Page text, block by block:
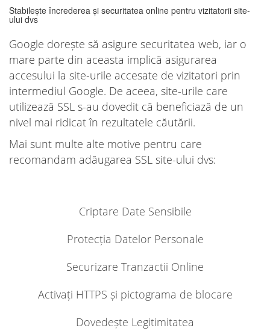
Stabilește încrederea și securitatea online pentru vizitatorii site-
ului dvs
Google dorește să asigure securitatea web, iar o
mare parte din aceasta implică asigurarea
accesului la site-urile accesate de vizitatori prin
intermediul Google. De aceea, site-urile care
utilizează SSL s-au dovedit că beneficiază de un
nivel mai ridicat în rezultatele căutării.
Mai sunt multe alte motive pentru care
recomandam adăugarea SSL site-ului dvs:
Criptare Date Sensibile
Protecția Datelor Personale
Securizare Tranzactii Online
Activați HTTPS și pictograma de blocare
Dovedește Legitimitatea